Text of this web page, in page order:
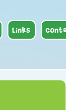
Links